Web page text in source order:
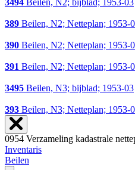
3494 Beilen, N2; bijblad; 1953-03
389 Beilen, N2; Netteplan; 1953-
390 Beilen, N2; Netteplan; 1953-
391 Beilen, N2; Netteplan; 1953-
3495 Beilen, N3; bijblad; 1953-03
393 Beilen, N3; Netteplan; 1953-
0954 Verzameling kadastrale
Inventaris
Beilen